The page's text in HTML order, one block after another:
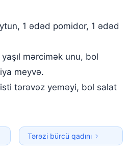
1 ədəd pomidor, 1 ədəd
mərcimək unu, bol
meyvə.
tərəvəz yeməyi, bol salat
Tərəzi bürcü qadını